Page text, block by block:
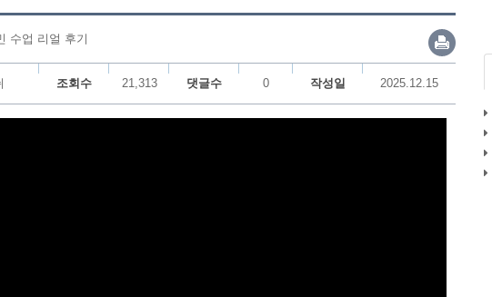
수업 리얼 후기
조회수 21,313 댓글수 0 작성일 2025.12.15